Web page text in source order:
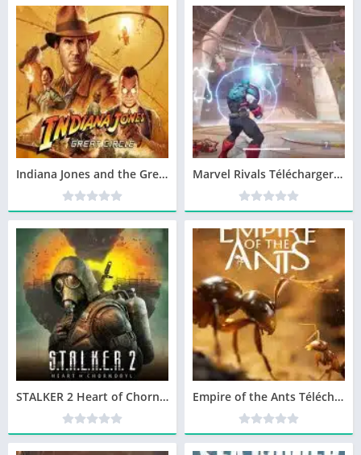
Indiana Jones and the Great Circle Télécharger jeu PC Marvel Rivals Télécharger jeu PC
STALKER 2 Heart of Chornobyl Télécharger jeu PC Empire of the Ants Télécharger jeu PC